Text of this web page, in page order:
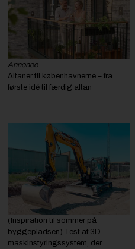
Annonce
Altaner til københavnerne – fra
første idé til færdig altan
(Inspiration til sommer på
byggepladsen) Test af 3D
maskinstyringssystem, der